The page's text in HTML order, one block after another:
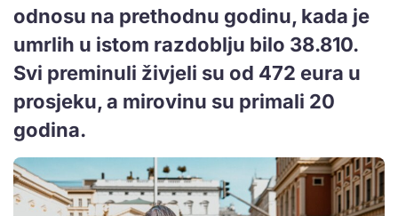
odnosu na prethodnu godinu, kada je
umrlih u istom razdoblju bilo 38.810.
Svi preminuli živjeli su od 472 eura u
prosjeku, a mirovinu su primali 20
godina.